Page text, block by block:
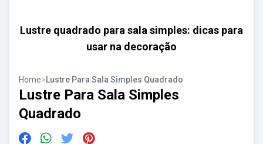
Lustre quadrado para sala simples: dicas para
usar na decoração
Home>Lustre Para Sala Simples Quadrado
Lustre Para Sala Simples
Quadrado